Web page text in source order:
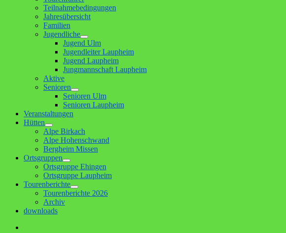
anzeigen
Teilnahmebedingungen
Jahresübersicht
Familien
Jugendliche
Untermenü
anzeigen
Jugend Ulm
Jugendleiter Laupheim
Jugend Laupheim
Jungmannschaft Laupheim
Aktive
Senioren
Untermenü
anzeigen
Senioren Ulm
Senioren Laupheim
Veranstaltungen
Hütten
Untermenü
anzeigen
Alpe Birkach
Alpe Hohenschwand
Bergheim Missen
Ortsgruppen
Untermenü
anzeigen
Ortsgruppe Ehingen
Ortsgruppe Laupheim
Tourenberichte
Untermenü
anzeigen
Tourenberichte 2026
Archiv
downloads